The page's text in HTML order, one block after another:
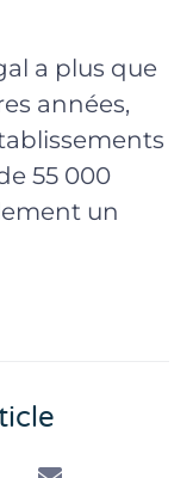
a plus que
années,
55 000
un